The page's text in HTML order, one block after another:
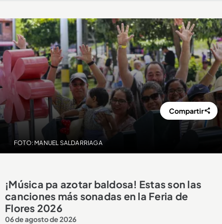
FOTO: MANUEL SALDARRIAGA
Compartir
¡Música pa azotar baldosa! Estas son las
canciones más sonadas en la Feria de
Flores 2026
06 de agosto de 2026